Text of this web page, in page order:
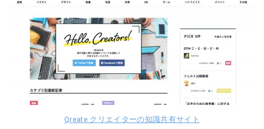
Qreate クリエイターの知識共有サイト